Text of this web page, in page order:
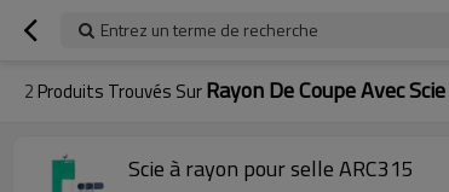
Entrez un terme de recherche
2 Produits Trouvés SurRayon De Coupe Avec
Scie à rayon pour selle ARC315